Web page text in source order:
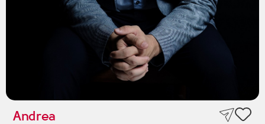
Andrea